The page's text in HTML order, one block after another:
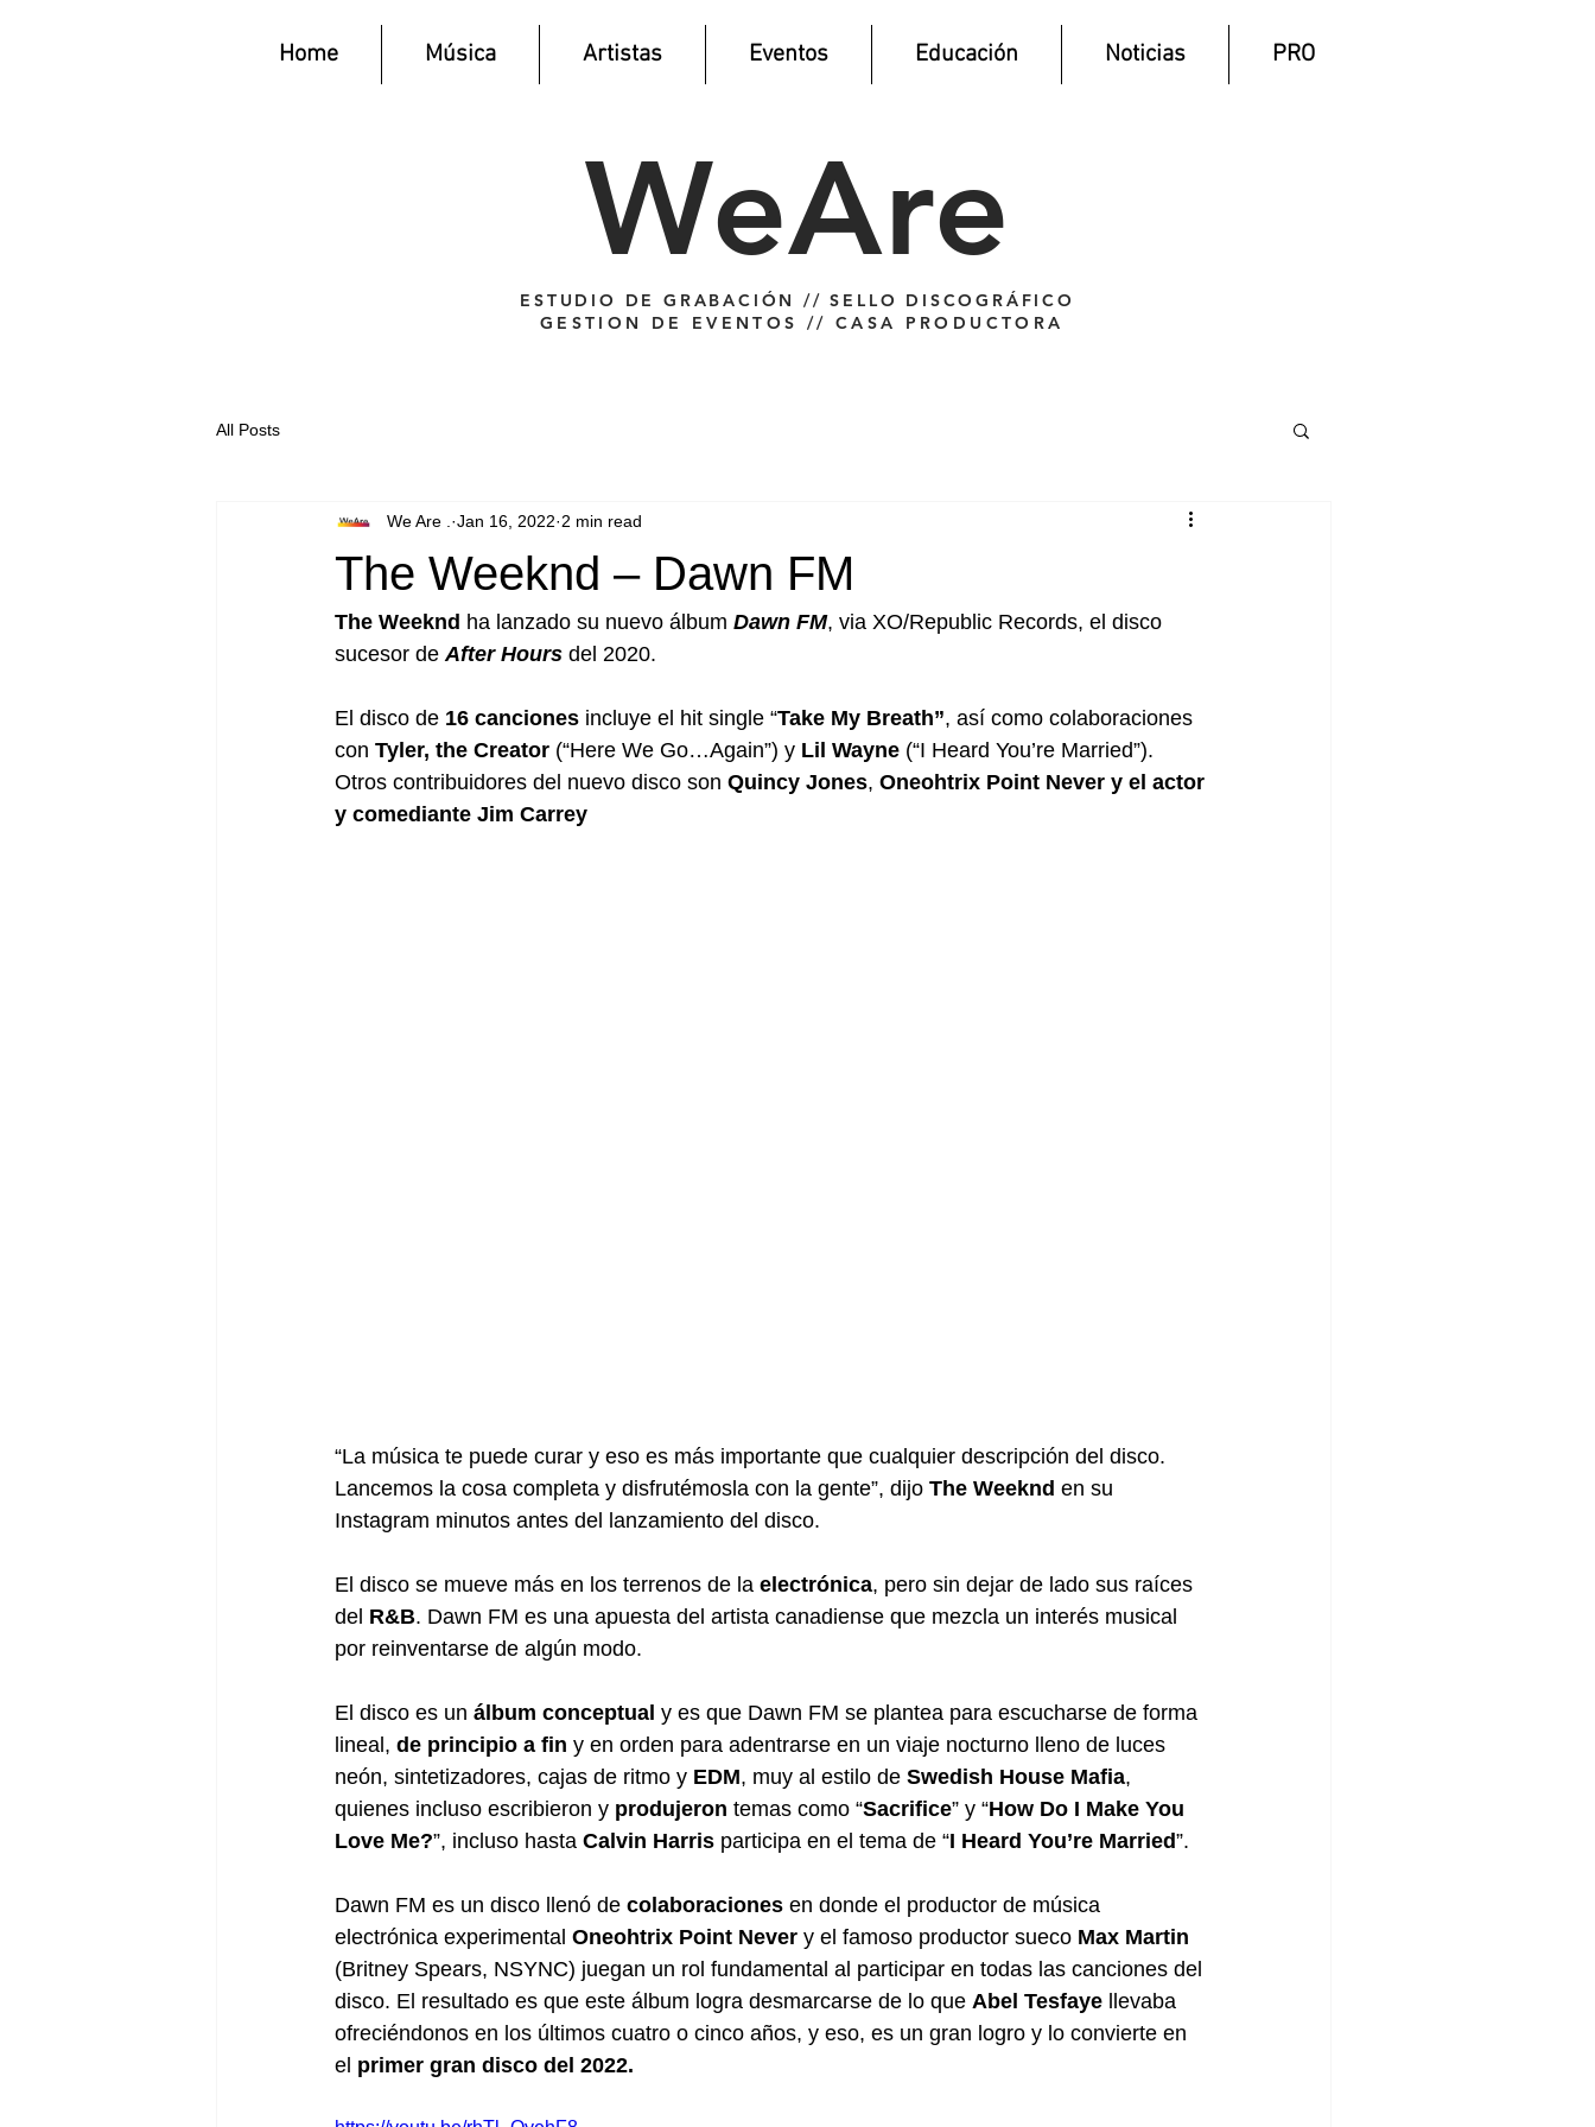
Home Música Artistas Eventos Educación Noticias PRO
WeAre
ESTUDIO DE GRABACIÓN // SELLO DISCOGRÁFICO
GESTION DE EVENTOS // CASA PRODUCTORA
All Posts
The Weeknd – Dawn FM
We Are . Jan 16, 2022 2 min read
The Weeknd ha lanzado su nuevo álbum Dawn FM, via XO/Republic Records, el disco
sucesor de After Hours del 2020.
El disco de 16 canciones incluye el hit single “Take My Breath”, así como colaboraciones
con Tyler, the Creator (“Here We Go…Again”) y Lil Wayne (“I Heard You’re Married”).
Otros contribuidores del nuevo disco son Quincy Jones, Oneohtrix Point Never y el actor
y comediante Jim Carrey
“La música te puede curar y eso es más importante que cualquier descripción del disco.
Lancemos la cosa completa y disfrutémosla con la gente”, dijo The Weeknd en su
Instagram minutos antes del lanzamiento del disco.
El disco se mueve más en los terrenos de la electrónica, pero sin dejar de lado sus raíces
del R&B. Dawn FM es una apuesta del artista canadiense que mezcla un interés musical
por reinventarse de algún modo.
El disco es un álbum conceptual y es que Dawn FM se plantea para escucharse de forma
lineal, de principio a fin y en orden para adentrarse en un viaje nocturno lleno de luces
neón, sintetizadores, cajas de ritmo y EDM, muy al estilo de Swedish House Mafia,
quienes incluso escribieron y produjeron temas como “Sacrifice” y “How Do I Make You
Love Me?”, incluso hasta Calvin Harris participa en el tema de “I Heard You’re Married”.
Dawn FM es un disco llenó de colaboraciones en donde el productor de música
electrónica experimental Oneohtrix Point Never y el famoso productor sueco Max Martin
(Britney Spears, NSYNC) juegan un rol fundamental al participar en todas las canciones del
disco. El resultado es que este álbum logra desmarcarse de lo que Abel Tesfaye
llevaba
ofreciéndonos en los últimos cuatro o cinco años, y eso, es un gran logro y lo convierte en
el primer gran disco del 2022.